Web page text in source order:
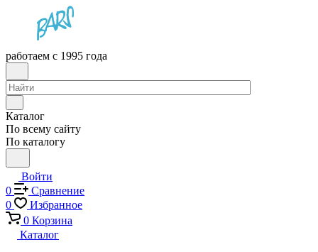
работаем с 1995 года
Каталог
По всему сайту
По каталогу
Войти
0
Сравнение
0
Избранное
0 Корзина
Каталог